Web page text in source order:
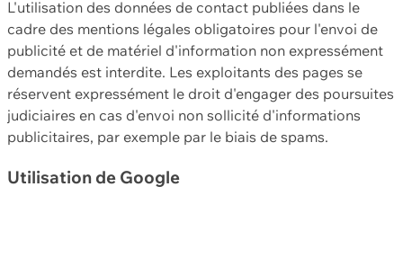
L'utilisation des données de contact publiées dans le
cadre des mentions légales obligatoires pour l'envoi de
publicité et de matériel d'information non expressément
demandés est interdite. Les exploitants des pages se
réservent expressément le droit d'engager des poursuites
judiciaires en cas d'envoi non sollicité d'informations
publicitaires, par exemple par le biais de spams.
Utilisation de Google